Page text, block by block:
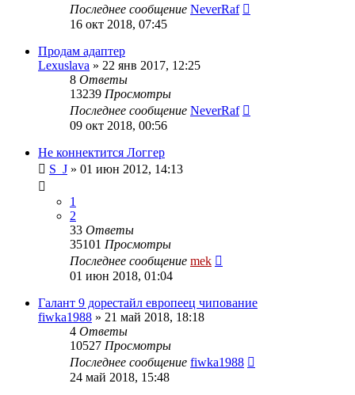
Последнее сообщение NeverRaf
16 окт 2018, 07:45
Продам адаптер
Lexuslava » 22 янв 2017, 12:25
8 Ответы
13239 Просмотры
Последнее сообщение NeverRaf
09 окт 2018, 00:56
Не коннектится Логгер
S_J » 01 июн 2012, 14:13
1
2
33 Ответы
35101 Просмотры
Последнее сообщение mek
01 июн 2018, 01:04
Галант 9 дорестайл европеец чипование
fiwka1988 » 21 май 2018, 18:18
4 Ответы
10527 Просмотры
Последнее сообщение fiwka1988
24 май 2018, 15:48